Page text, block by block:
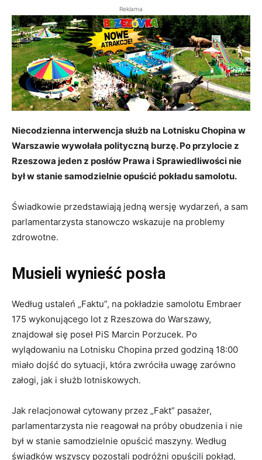
Reklama
Niecodzienna interwencja służb na Lotnisku Chopina w
Warszawie wywołała polityczną burzę. Po przylocie z
Rzeszowa jeden z posłów Prawa i Sprawiedliwości nie
był w stanie samodzielnie opuścić pokładu samolotu.
Świadkowie przedstawiają jedną wersję wydarzeń, a sam
parlamentarzysta stanowczo wskazuje na problemy
zdrowotne.
Musieli wynieść posła
Według ustaleń „Faktu”, na pokładzie samolotu Embraer
175 wykonującego lot z Rzeszowa do Warszawy,
znajdował się poseł PiS Marcin Porzucek. Po
wylądowaniu na Lotnisku Chopina przed godziną 18:00
miało dojść do sytuacji, która zwróciła uwagę zarówno
załogi, jak i służb lotniskowych.
Jak relacjonował cytowany przez „Fakt” pasażer,
parlamentarzysta nie reagował na próby obudzenia i nie
był w stanie samodzielnie opuścić maszyny. Według
świadków wszyscy pozostali podróżni opuścili pokład,